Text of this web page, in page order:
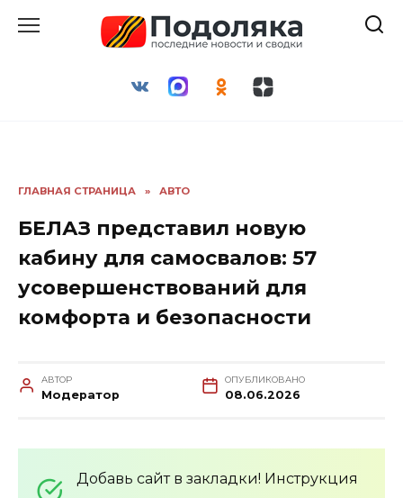
ГЛАВНАЯ СТРАНИЦА » АВТО
БЕЛАЗ представил новую
кабину для самосвалов: 57
усовершенствований для
комфорта и безопасности
АВТОР
Модератор
ОПУБЛИКОВАНО
08.06.2026
Добавь сайт в закладки! Инструкция